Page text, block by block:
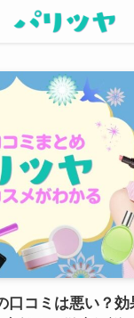
口コミは悪い？